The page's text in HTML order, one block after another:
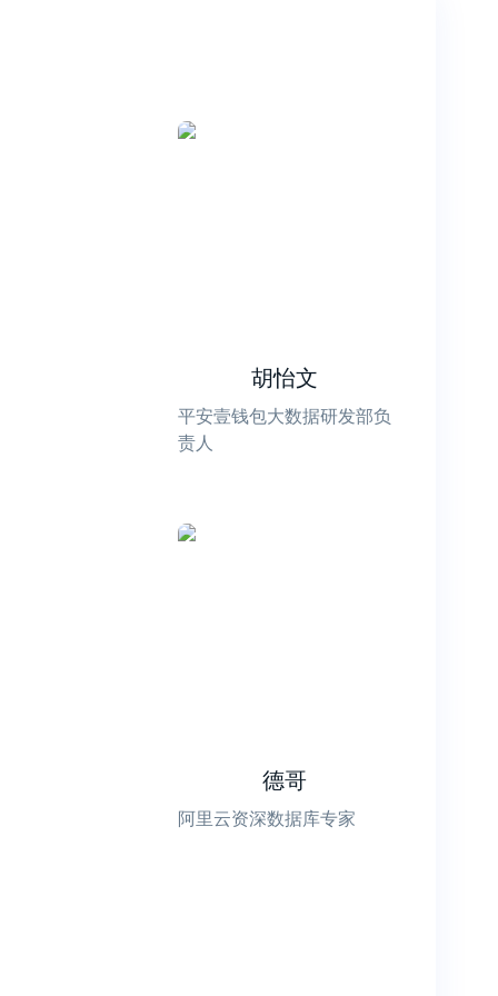
胡怡文
平安壹钱包大数据研发部负
责人
德哥
阿里云资深数据库专家